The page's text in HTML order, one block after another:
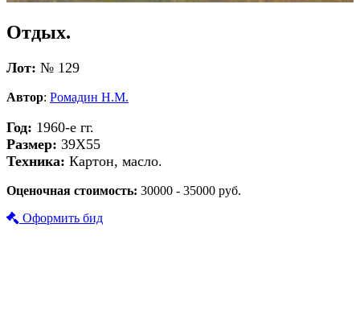
Отдых.
Лот: № 129
Автор: Ромадин Н.М.
Год: 1960-е гг.
Размер: 39Х55
Техника: Картон, масло.
Оценочная стоимость: 30000 - 35000 руб.
Оформить бид